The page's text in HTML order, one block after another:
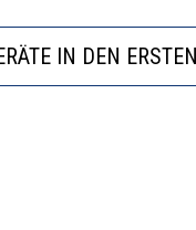
VERRINGERT
DIE
VERRINGERT